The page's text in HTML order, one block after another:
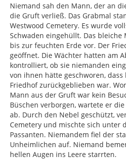
Niemand sah den Mann, der an
die Gruft verließ. Das Grabmal
Westwood Cemetery. Es wurde
Schwaden eingehüllt. Das
bis zur feuchten Erde vor. Der
geöffnet. Die Wächter hatten am
kontrolliert, ob sie niemanden
von ihnen hätte geschworen,
Friedhof zurückgeblieben war.
Mann aus der Gruft war kein
Büschen verborgen, wartete er
ab. Durch den Nebel geschützt,
Cemetery und mischte sich unter
Passanten. Niemandem fiel der
Unheimlichen auf. Niemand
hellen Augen ins Leere starrten.